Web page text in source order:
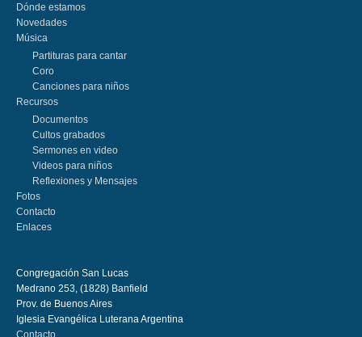
Dónde estamos
Novedades
Música
Partituras para cantar
Coro
Canciones para niños
Recursos
Documentos
Cultos grabados
Sermones en video
Videos para niños
Reflexiones y Mensajes
Fotos
Contacto
Enlaces
Congregación San Lucas
Medrano 253, (1828) Banfield
Prov. de Buenos Aires
Iglesia Evangélica Luterana Argentina
Contacto